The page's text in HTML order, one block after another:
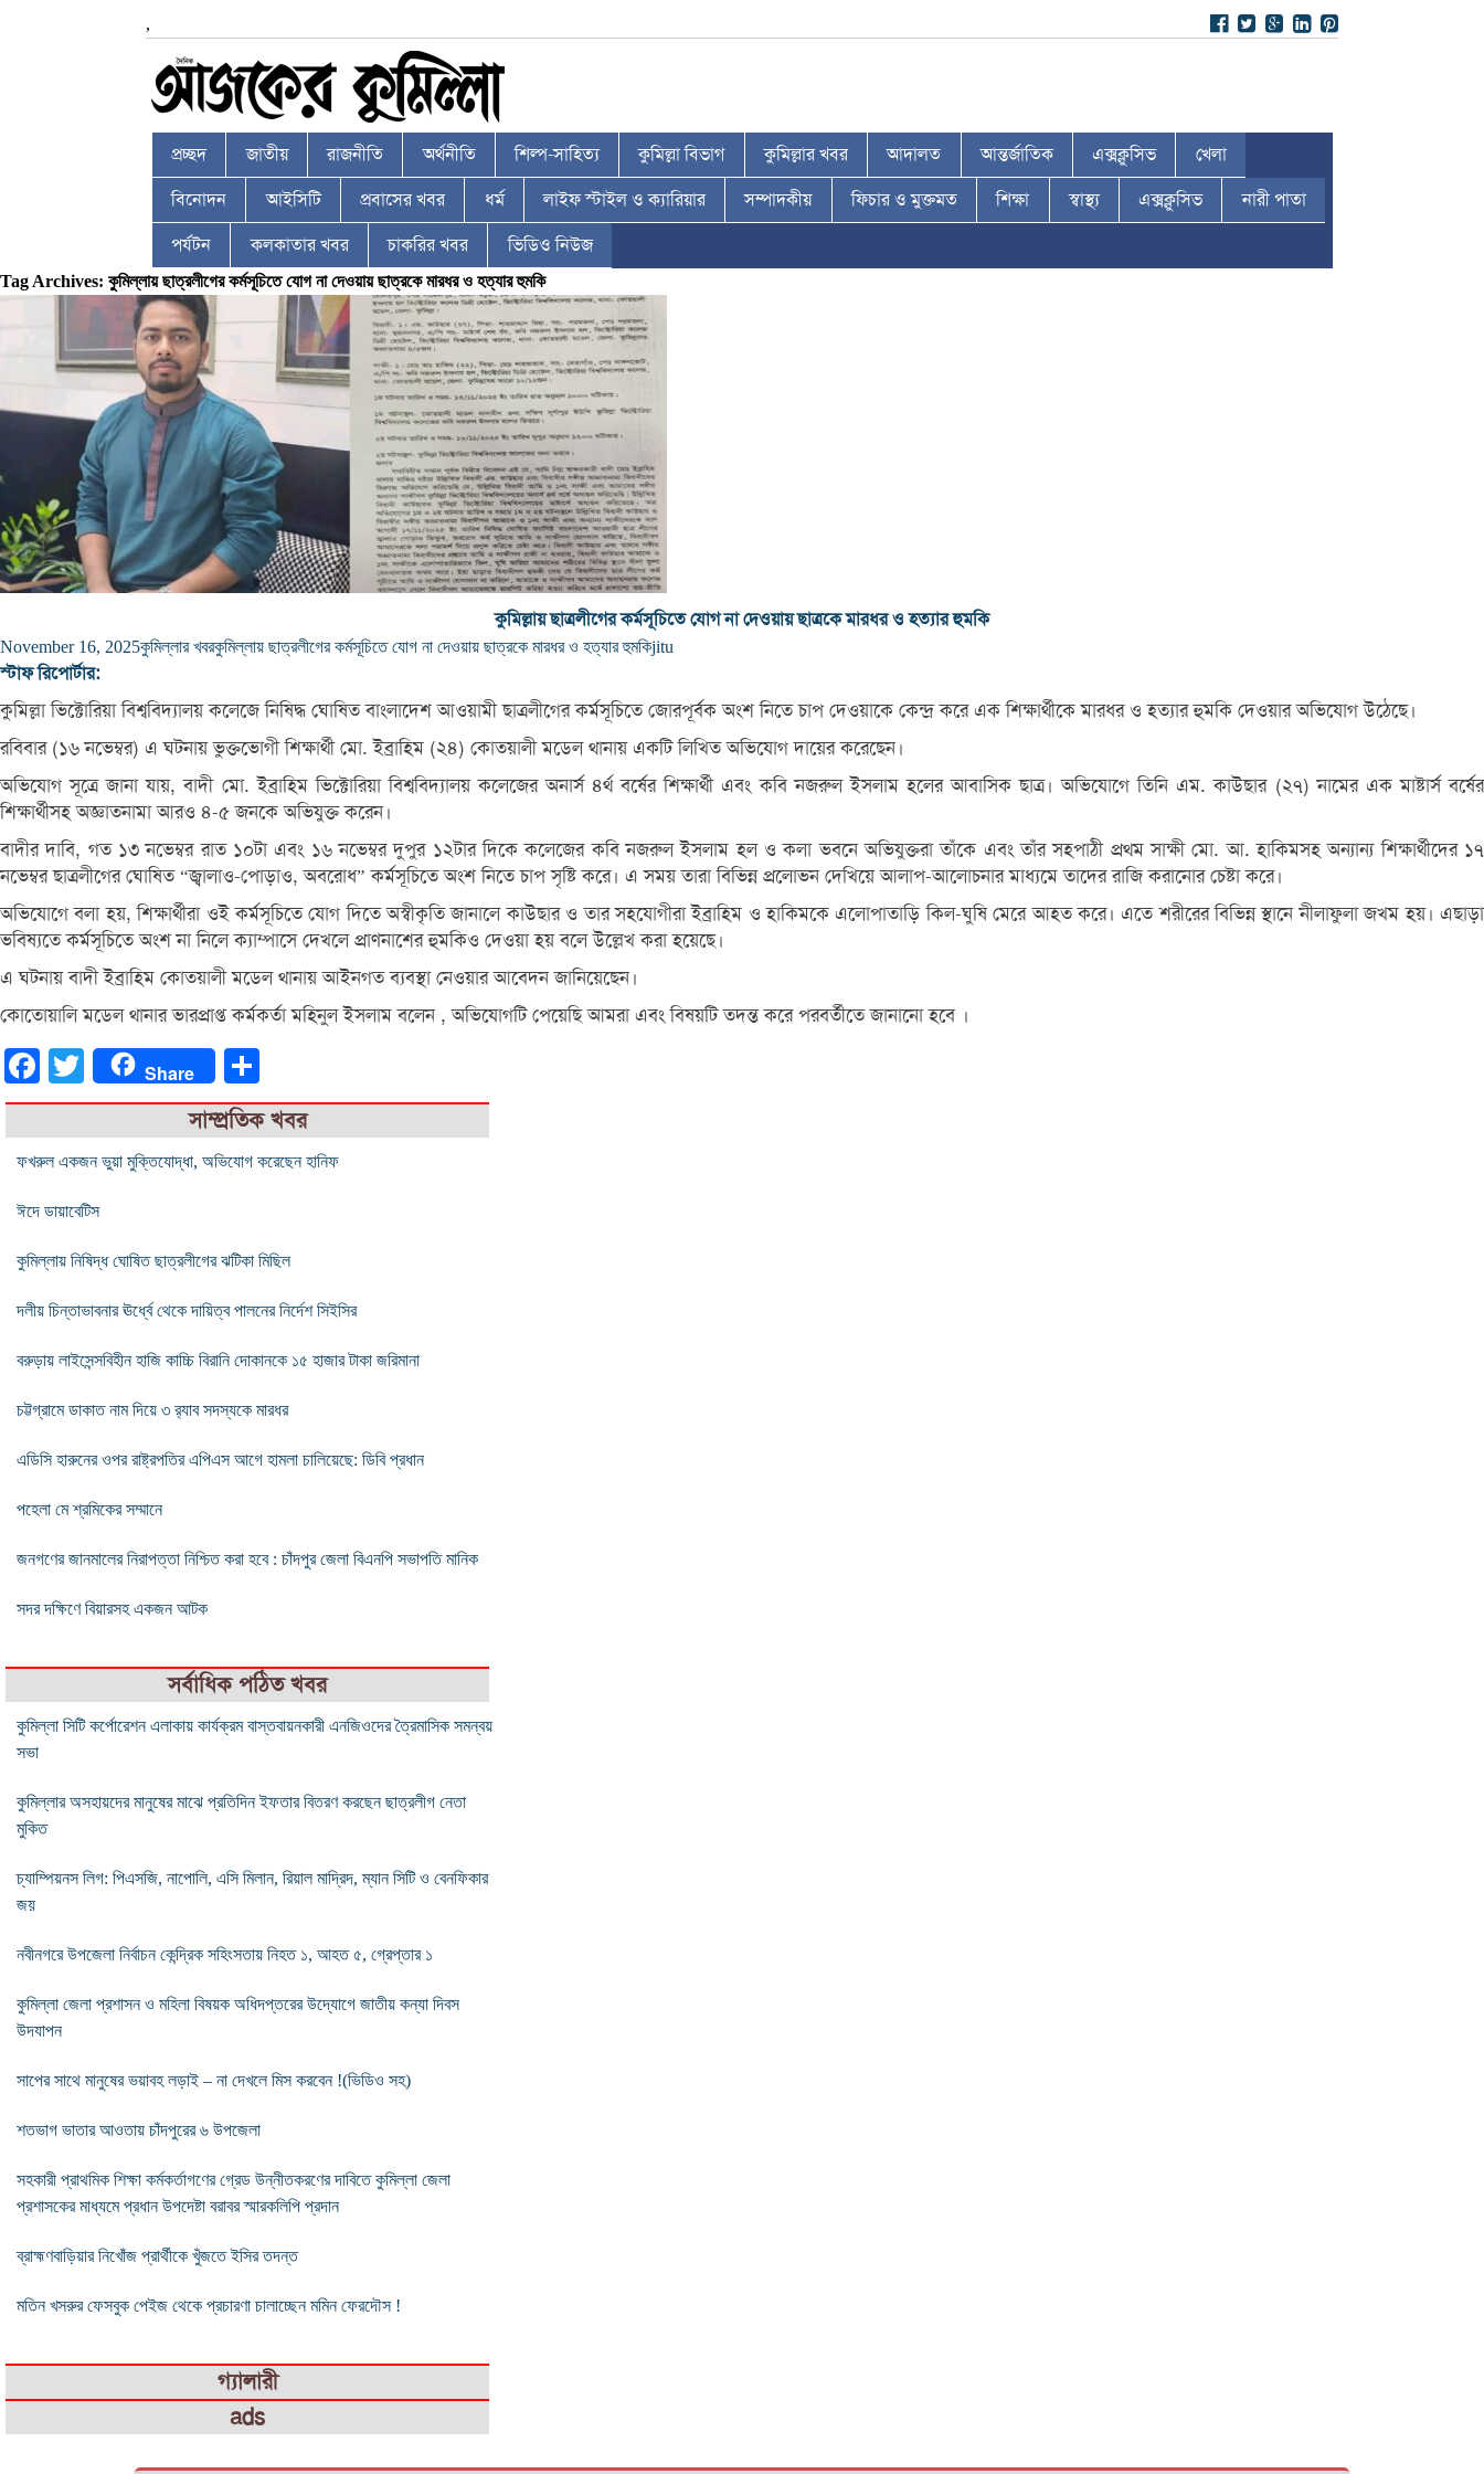
,
প্রচ্ছদ জাতীয় রাজনীতি অর্থনীতি শিল্প-সাহিত্য কুমিল্লা বিভাগ কুমিল্লার খবর আদালত আন্তর্জাতিক এক্সক্লুসিভ খেলা
বিনোদন আইসিটি প্রবাসের খবর ধর্ম লাইফ স্টাইল ও ক্যারিয়ার সম্পাদকীয় ফিচার ও মুক্তমত শিক্ষা স্বাস্থ্য এক্সক্লুসিভ নারী পাতা
পর্যটন কলকাতার খবর চাকরির খবর ভিডিও নিউজ
Tag Archives: কুমিল্লায় ছাত্রলীগের কর্মসূচিতে যোগ না দেওয়ায় ছাত্রকে মারধর ও হত্যার হুমকি
কুমিল্লায় ছাত্রলীগের কর্মসূচিতে যোগ না দেওয়ায় ছাত্রকে মারধর ও হত্যার হুমকি
November 16, 2025কুমিল্লার খবরকুমিল্লায় ছাত্রলীগের কর্মসূচিতে যোগ না দেওয়ায় ছাত্রকে মারধর ও হত্যার হুমকিjitu
স্টাফ রিপোর্টার:
কুমিল্লা ভিক্টোরিয়া বিশ্ববিদ্যালয় কলেজে নিষিদ্ধ ঘোষিত বাংলাদেশ আওয়ামী ছাত্রলীগের কর্মসূচিতে জোরপূর্বক অংশ নিতে চাপ দেওয়াকে কেন্দ্র করে এক শিক্ষার্থীকে মারধর ও হত্যার হুমকি দেওয়ার অভিযোগ উঠেছে।
রবিবার (১৬ নভেম্বর) এ ঘটনায় ভুক্তভোগী শিক্ষার্থী মো. ইব্রাহিম (২৪) কোতয়ালী মডেল থানায় একটি লিখিত অভিযোগ দায়ের করেছেন।
অভিযোগ সূত্রে জানা যায়, বাদী মো. ইব্রাহিম ভিক্টোরিয়া বিশ্ববিদ্যালয় কলেজের অনার্স ৪র্থ বর্ষের শিক্ষার্থী এবং কবি নজরুল ইসলাম হলের আবাসিক ছাত্র। অভিযোগে তিনি এম. কাউছার (২৭) নামের এক মাষ্টার্স বর্ষের
শিক্ষার্থীসহ অজ্ঞাতনামা আরও ৪-৫ জনকে অভিযুক্ত করেন।
বাদীর দাবি, গত ১৩ নভেম্বর রাত ১০টা এবং ১৬ নভেম্বর দুপুর ১২টার দিকে কলেজের কবি নজরুল ইসলাম হল ও কলা ভবনে অভিযুক্তরা তাঁকে এবং তাঁর সহপাঠী প্রথম সাক্ষী মো. আ. হাকিমসহ অন্যান্য শিক্ষার্থীদের ১৭
নভেম্বর ছাত্রলীগের ঘোষিত “জ্বালাও-পোড়াও, অবরোধ” কর্মসূচিতে অংশ নিতে চাপ সৃষ্টি করে। এ সময় তারা বিভিন্ন প্রলোভন দেখিয়ে আলাপ-আলোচনার মাধ্যমে তাদের রাজি করানোর চেষ্টা করে।
অভিযোগে বলা হয়, শিক্ষার্থীরা ওই কর্মসূচিতে যোগ দিতে অস্বীকৃতি জানালে কাউছার ও তার সহযোগীরা ইব্রাহিম ও হাকিমকে এলোপাতাড়ি কিল-ঘুষি মেরে আহত করে। এতে শরীরের বিভিন্ন স্থানে নীলাফুলা জখম হয়। এছাড়া
ভবিষ্যতে কর্মসূচিতে অংশ না নিলে ক্যাম্পাসে দেখলে প্রাণনাশের হুমকিও দেওয়া হয় বলে উল্লেখ করা হয়েছে।
এ ঘটনায় বাদী ইব্রাহিম কোতয়ালী মডেল থানায় আইনগত ব্যবস্থা নেওয়ার আবেদন জানিয়েছেন।
কোতোয়ালি মডেল থানার ভারপ্রাপ্ত কর্মকর্তা মহিনুল ইসলাম বলেন , অভিযোগটি পেয়েছি আমরা এবং বিষয়টি তদন্ত করে পরবর্তীতে জানানো হবে ।
FacebookTwitter Share
সাম্প্রতিক খবর
ফখরুল একজন ভুয়া মুক্তিযোদ্ধা, অভিযোগ করেছেন হানিফ
ঈদে ডায়াবেটিস
কুমিল্লায় নিষিদ্ধ ঘোষিত ছাত্রলীগের ঝটিকা মিছিল
দলীয় চিন্তাভাবনার ঊর্ধ্বে থেকে দায়িত্ব পালনের নির্দেশ সিইসির
বরুড়ায় লাইসেন্সবিহীন হাজি কাচ্চি বিরানি দোকানকে ১৫ হাজার টাকা জরিমানা
চট্টগ্রামে ডাকাত নাম দিয়ে ৩ র‌্যাব সদস্যকে মারধর
এডিসি হারুনের ওপর রাষ্ট্রপতির এপিএস আগে হামলা চালিয়েছে: ডিবি প্রধান
পহেলা মে শ্রমিকের সম্মানে
জনগণের জানমালের নিরাপত্তা নিশ্চিত করা হবে : চাঁদপুর জেলা বিএনপি সভাপতি মানিক
সদর দক্ষিণে বিয়ারসহ একজন আটক
সর্বাধিক পঠিত খবর
কুমিল্লা সিটি কর্পোরেশন এলাকায় কার্যক্রম বাস্তবায়নকারী এনজিওদের ত্রৈমাসিক সমন্বয়
সভা
কুমিল্লার অসহায়দের মানুষের মাঝে প্রতিদিন ইফতার বিতরণ করছেন ছাত্রলীগ নেতা
মুকিত
চ্যাম্পিয়নস লিগ: পিএসজি, নাপোলি, এসি মিলান, রিয়াল মাদ্রিদ, ম্যান সিটি ও বেনফিকার
জয়
নবীনগরে উপজেলা নির্বাচন কেন্দ্রিক সহিংসতায় নিহত ১, আহত ৫, গ্রেপ্তার ১
কুমিল্লা জেলা প্রশাসন ও মহিলা বিষয়ক অধিদপ্তরের উদ্যোগে জাতীয় কন্যা দিবস
উদযাপন
সাপের সাথে মানুষের ভয়াবহ লড়াই – না দেখলে মিস করবেন !(ভিডিও সহ)
শতভাগ ভাতার আওতায় চাঁদপুরের ৬ উপজেলা
সহকারী প্রাথমিক শিক্ষা কর্মকর্তাগণের গ্রেড উন্নীতকরণের দাবিতে কুমিল্লা জেলা
প্রশাসকের মাধ্যমে প্রধান উপদেষ্টা বরাবর স্মারকলিপি প্রদান
ব্রাহ্মণবাড়িয়ার নিখোঁজ প্রার্থীকে খুঁজতে ইসির তদন্ত
মতিন খসরুর ফেসবুক পেইজ থেকে প্রচারণা চালাচ্ছেন মমিন ফেরদৌস !
গ্যালারী
ads